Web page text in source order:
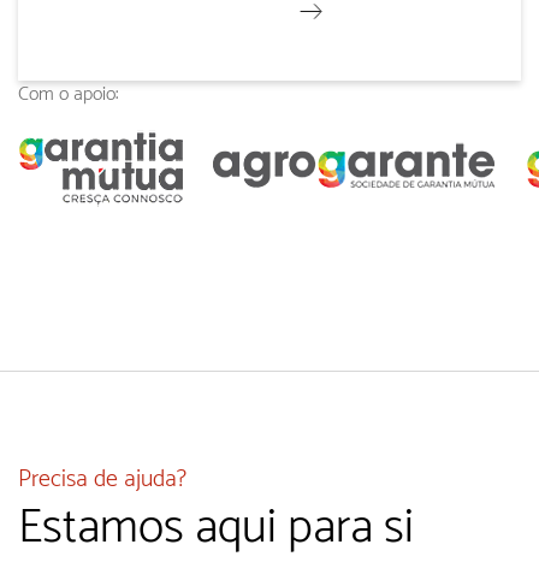
Com o apoio:
Precisa de ajuda?
Estamos aqui para si